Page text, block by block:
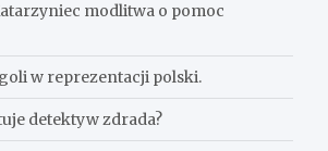
modlitwa o pomoc
w reprezentacji polski.
detektyw zdrada?